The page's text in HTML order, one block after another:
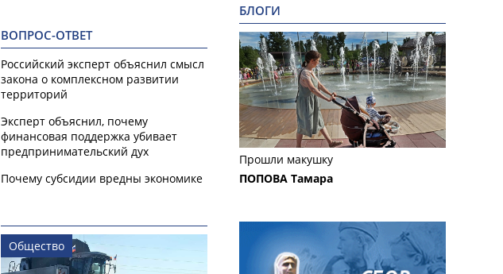
ВОПРОС-ОТВЕТ
Российский эксперт объяснил смысл
закона о комплексном развитии
территорий
Эксперт объяснил, почему
финансовая поддержка убивает
предпринимательский дух
Почему субсидии вредны экономике
Общество
БЛОГИ
Прошли макушку
ПОПОВА Тамара